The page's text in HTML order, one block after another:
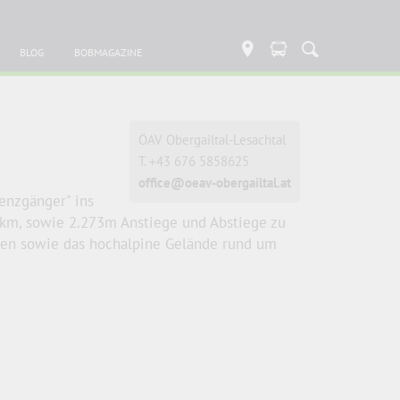
BLOG BOBMAGAZINE
ÖAV Obergailtal-Lesachtal
T. +43 676 5858625
office@oeav-obergailtal.at
ins
sowie 2.273m Anstiege und Abstiege zu
sowie das hochalpine Gelände rund um